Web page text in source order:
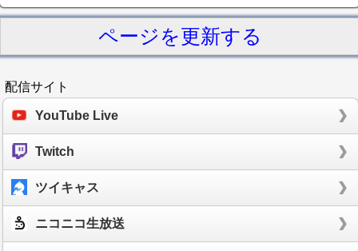
ページを更新する
配信サイト
YouTube Live
Twitch
ツイキャス
ニコニコ生放送